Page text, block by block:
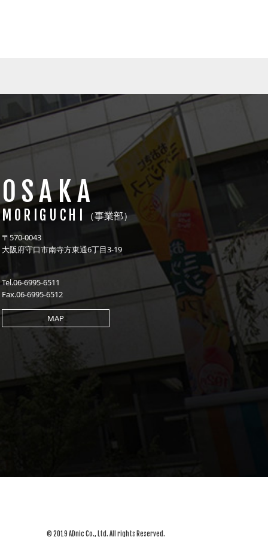
OSAKA
MORIGUCHI （事業部）
〒570-0043
大阪府守口市南寺方東通6丁目3-19
Tel.06-6995-6511
Fax.06-6995-6512
MAP
© 2019 ADnic Co., Ltd. All rights Reserved.